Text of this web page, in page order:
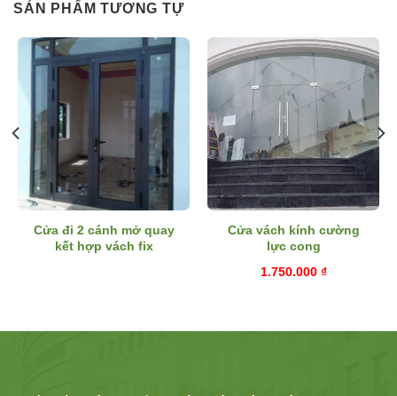
SẢN PHẨM TƯƠNG TỰ
Cửa đi 2 cánh mở quay
kết hợp vách fix
Cửa vách kính cường
lực cong
1.750.000 ₫